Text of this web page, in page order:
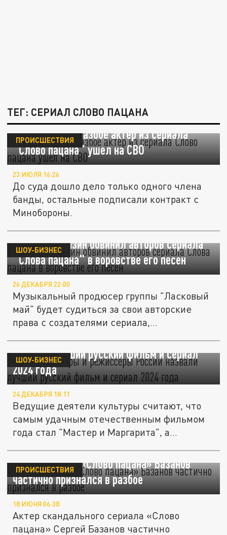
ТЕГ: СЕРИАЛ СЛОВО ПАЦАНА
Обвиняемый в разбое актер из сериала
"Слово пацана" ушел на СВО
ПРОИСШЕСТВИЯ
23 ИЮЛЯ 16:26
До суда дошло дело только одного члена
банды, остальные подписали контракт с
Минобороны.
Продюсер Разин обвинил авторов сериала
"Слова пацана" в воровстве его песен
ШОУ-БИЗНЕС
26 ДЕКАБРЯ 22:00
Музыкальный продюсер группы "Ласковый
май" будет судиться за свои авторские
права с создателями сериала,...
Топовые актёры и режиссёры России
назвали лучший русский фильм и сериал
2024 года
ШОУ-БИЗНЕС
24 ДЕКАБРЯ 18:11
Ведущие деятели культуры считают, что
самым удачным отечественным фильмом
года стал "Мастер и Маргарита", а...
Актер сериала «Слово пацана» Базанов
частично признался в разбое
ПРОИСШЕСТВИЯ
18 ИЮНЯ 06:38
Актер скандального сериала «Слово
пацана» Сергей Базанов частично